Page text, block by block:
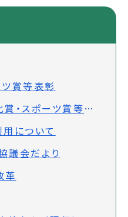
賞等表彰
等表彰者の推薦について
について
議会だより
革